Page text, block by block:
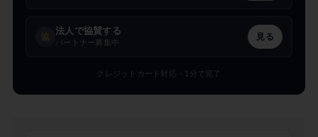
協
法人で協賛する
パートナー募集中
見る
クレジットカード対応・1分で完了